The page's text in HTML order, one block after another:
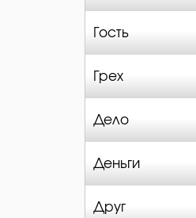
Гость
Грех
Дело
Деньги
Друг